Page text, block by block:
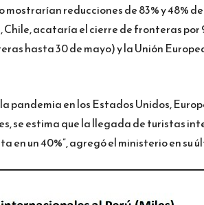
mostrarían reducciones de 83% y 48%
acataría el cierre de fronteras por
hasta 30 de mayo) y la Unión
pandemia en los Estados Unidos,
se estima que la llegada de turistas
en un 40%”, agregó el ministerio en